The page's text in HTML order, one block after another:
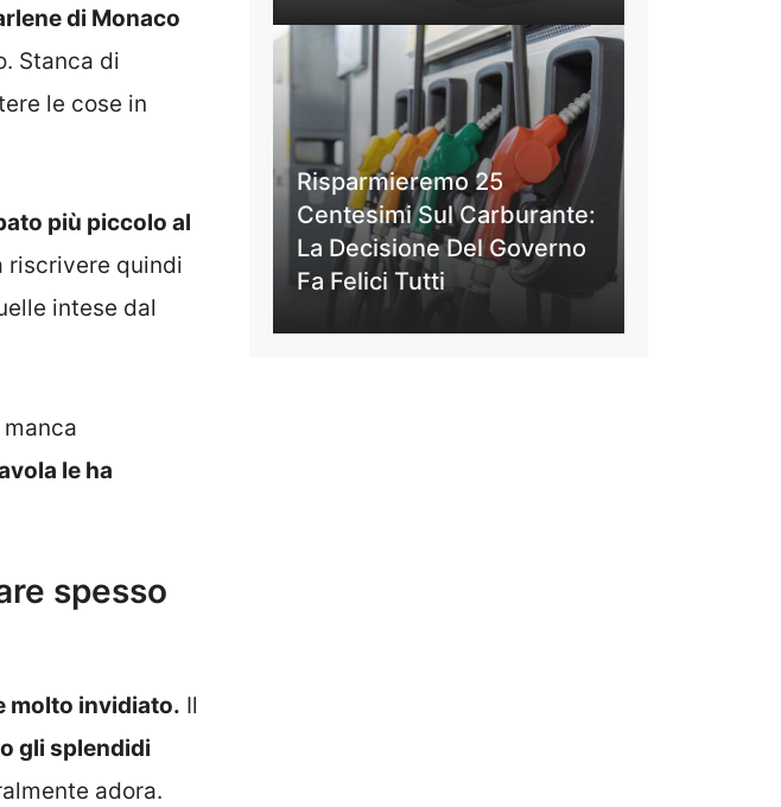
di Monaco
Stanca di
le cose in
più piccolo al
riscrivere quindi
intese dal
le ha
spesso
molto invidiato. Il
gli splendidi
adora.
Risparmieremo 25
Centesimi Sul Carburante:
La Decisione Del Governo
Fa Felici Tutti